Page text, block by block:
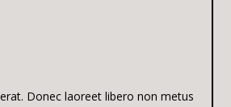
Donec laoreet libero non metus